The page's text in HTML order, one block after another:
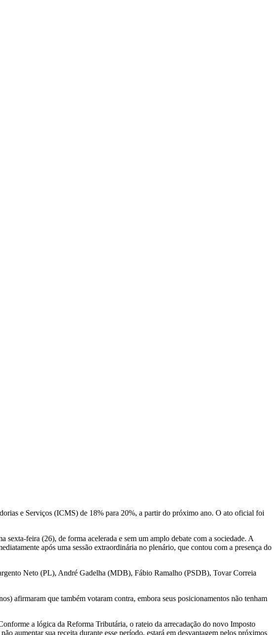
e Serviços (ICMS) de 18% para 20%, a partir do próximo ano. O ato oficial foi
feira (26), de forma acelerada e sem um amplo debate com a sociedade. A
após uma sessão extraordinária no plenário, que contou com a presença do
Neto (PL), André Gadelha (MDB), Fábio Ramalho (PSDB), Tovar Correia
afirmaram que também votaram contra, embora seus posicionamentos não tenham
a lógica da Reforma Tributária, o rateio da arrecadação do novo Imposto
aumentar sua receita durante esse período, estará em desvantagem pelos próximos